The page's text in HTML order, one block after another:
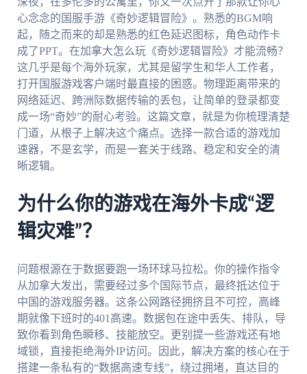
心念念的国服手游《奇妙逻辑冒险》。熟悉的BGM响
起，随之而来的却是熟悉的红色延迟图标，角色动作卡
成了PPT。在加拿大怎么玩《奇妙逻辑冒险》才能流畅？
这几乎是每个海外玩家，尤其是留学生和华人工作者，
打开国服游戏客户端时最直接的困惑。物理距离带来的
网络延迟、跨洲际数据传输的丢包，让简单的登录都变
成一场“奇妙”的耐心考验。这篇文章，就是为你梳理清楚
门道，从根子上解决这个痛点。选择一款合适的游戏加
速器，不是玄学，而是一套关于线路、稳定和安全的清
晰逻辑。
为什么你的游戏在海外卡成“逻
辑灾难”？
问题根源在于数据要跑一场环球马拉松。你的操作指令
从加拿大发出，需要经过多个国际节点，最终抵达位于
中国的游戏服务器。这条公网路径拥挤且不可控，高峰
期就像下班时的401高速。数据包在途中丢失、排队，导
致你看到角色瞬移、技能放空。更别提一些游戏还有地
域锁，直接拒绝海外IP访问。因此，解决方案的核心在于
搭建一条私有的“数据高速专线”，绕过拥堵，直达目的